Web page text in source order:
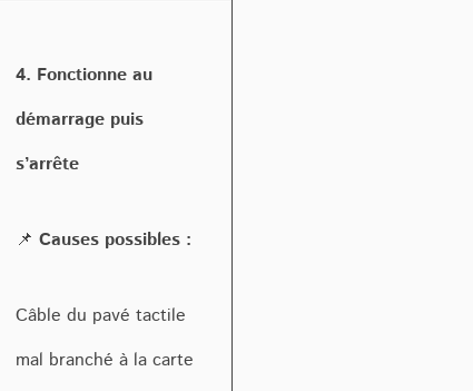
4. Fonctionne au
démarrage puis
s’arrête
📌 Causes possibles :
Câble du pavé tactile
mal branché à la carte